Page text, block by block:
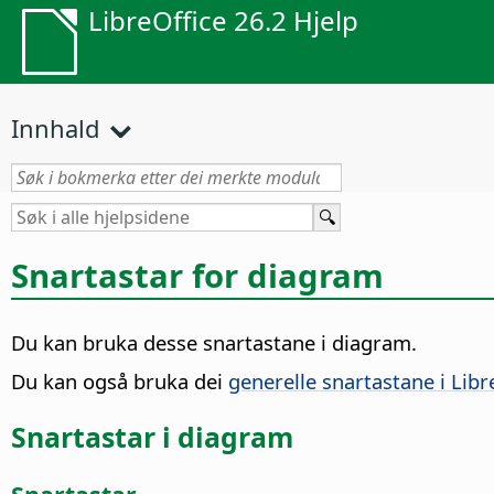
LibreOffice 26.2 Hjelp
Innhald
Snartastar for diagram
Du kan bruka desse snartastane i diagram.
Du kan også bruka dei generelle snartastane i
Snartastar i diagram